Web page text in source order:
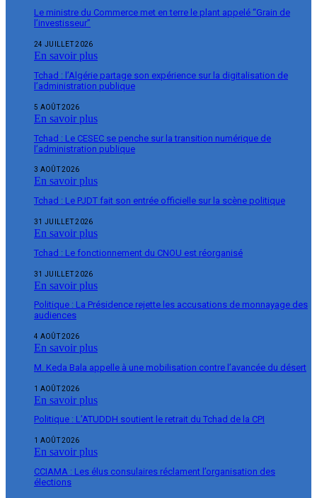
Le ministre du Commerce met en terre le plant appelé “Grain de
l’investisseur”
24 JUILLET 2026
En savoir plus
Tchad : l’Algérie partage son expérience sur la digitalisation de
l’administration publique
5 AOÛT 2026
En savoir plus
Tchad : Le CESEC se penche sur la transition numérique de
l’administration publique
3 AOÛT 2026
En savoir plus
Tchad : Le PJDT fait son entrée officielle sur la scène politique
31 JUILLET 2026
En savoir plus
Tchad : Le fonctionnement du CNOU est réorganisé
31 JUILLET 2026
En savoir plus
Politique : La Présidence rejette les accusations de monnayage des
audiences
4 AOÛT 2026
En savoir plus
M. Keda Bala appelle à une mobilisation contre l’avancée du désert
1 AOÛT 2026
En savoir plus
Politique : L’ATUDDH soutient le retrait du Tchad de la CPI
1 AOÛT 2026
En savoir plus
CCIAMA : Les élus consulaires réclament l’organisation des
élections